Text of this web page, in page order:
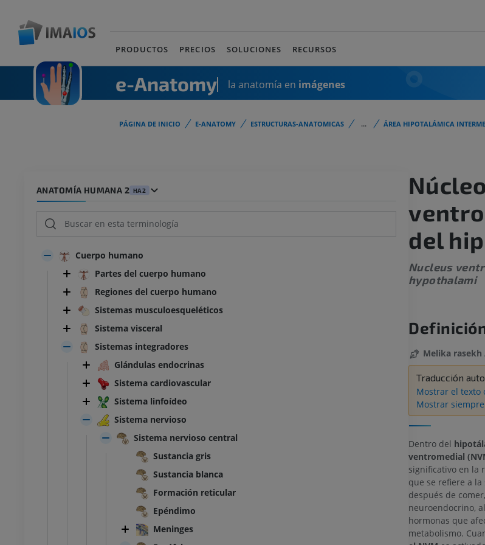
PRODUCTOS PRECIOS SOLUCIONES RECURSOS
e-Anatomy la anatomía en imágenes
PÁGINA DE INICIO E-ANATOMY ESTRUCTURAS-ANATOMICAS ... ÁREA HIPOTALÁMICA
ANATOMÍA HUMANA 2 HA2
Cuerpo humano
Partes del cuerpo humano
Regiones del cuerpo humano
Sistemas musculoesqueléticos
Sistema visceral
Sistemas integradores
Glándulas endocrinas
Sistema cardiovascular
Sistema linfoídeo
Sistema nervioso
Sistema nervioso central
Sustancia gris
Sustancia blanca
Formación reticular
Epéndimo
Meninges
Núcleo
del
Nucleus
hypothalami
Melika rasekh
Traducción
Mostrar el texto
Mostrar
Dentro del
ventromedial
significativo en la
que se refiere a
después de
neuroendocrino,
hormonas que
metabolismo.